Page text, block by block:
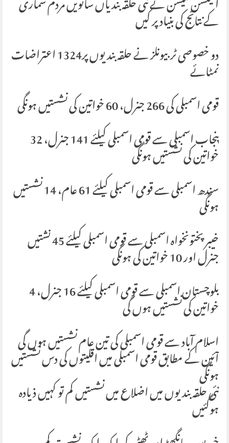
کے نتائج کی بنیاد پر کیں
دو خصوصی ٹربیونلز نے حلقہ بندیوں پر1324 اعتراضات
نمٹائے
قومی اسمبلی کی 266 جنرل، 60 خواتین کی نشستیں ہونگی
پنجاب اسمبلی سے قومی اسمبلی کیلئے 141 جنرل، 32
خواتین کی نشستیں ہونگی
سندھ اسمبلی سے قومی اسمبلی کیلئے 61 عام، 14 نشستیں
ہونگی
خیبر پختونخواہ اسمبلی سے قومی اسمبلی کیلئے 45 نشتیں
جنرل اور 10 خواتین کی ہونگی
بلوچستان اسمبلی سے قومی اسمبلی کیلئے 16 جنرل، 4
خواتین کی نشستیں ہوں گی
اسلام آباد سے قومی اسمبلی کی تین عام نشستیں ہوں گی
آئین کے مطابق قومی اسمبلی میں اقلیتوں کی دس نشستیں
ہونگی
نئی حلقہ بندیوں میں اضلاع میں نشستیں کم تو کہیں ذیادہ
ہوگئیں